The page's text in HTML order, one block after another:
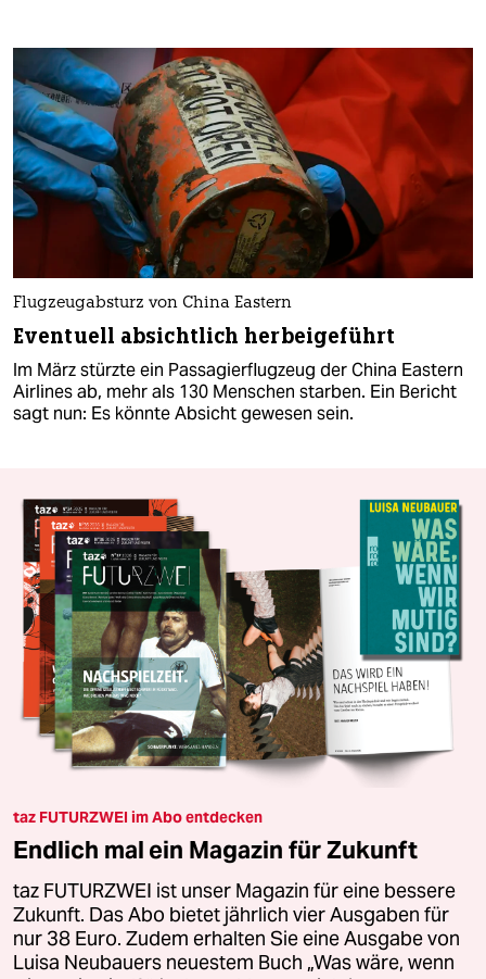
Flugzeugabsturz von China Eastern
Eventuell absichtlich herbeigeführt
Im März stürzte ein Passagierflugzeug der China Eastern
Airlines ab, mehr als 130 Menschen starben. Ein Bericht
sagt nun: Es könnte Absicht gewesen sein.
taz FUTURZWEI im Abo entdecken
Endlich mal ein Magazin für Zukunft
taz FUTURZWEI ist unser Magazin für eine bessere
Zukunft. Das Abo bietet jährlich vier Ausgaben für
nur 38 Euro. Zudem erhalten Sie eine Ausgabe von
Luisa Neubauers neuestem Buch „Was wäre, wenn